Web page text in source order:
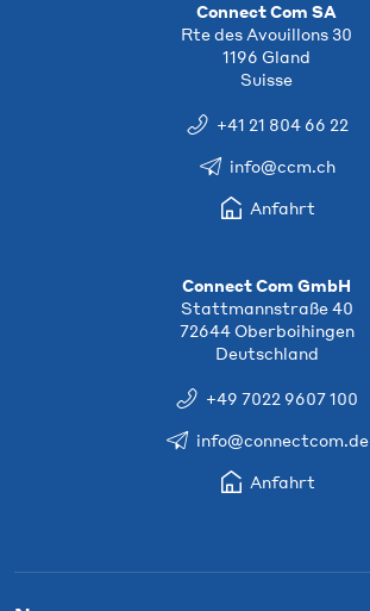
Connect Com SA
Rte des Avouillons 30
1196 Gland
Suisse
+41 21 804 66 22
info@ccm.ch
Anfahrt
Connect Com GmbH
Stattmannstraße 40
72644 Oberboihingen
Deutschland
+49 7022 9607 100
info@connectcom.de
Anfahrt